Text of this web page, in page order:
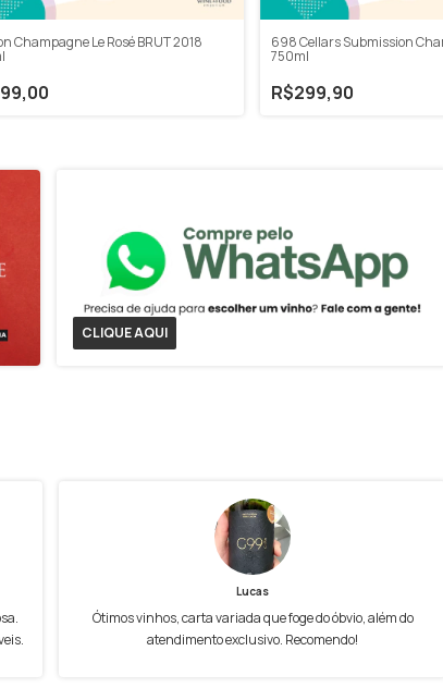
Champagne Le Rosé BRUT 2018 698 Cellars Submission
750ml
R$299,90
CLIQUE AQUI
Lucas
Ótimos vinhos, carta variada que foge do óbvio, além do
atendimento exclusivo. Recomendo!